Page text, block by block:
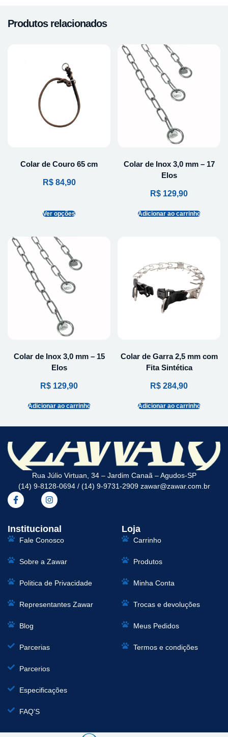
Produtos relacionados
Colar de Couro 65 cm
R$84,90
Ver opções
Colar de Inox 3,0 mm – 17
Elos
R$ 129,90
Adicionar ao carrinho
Colar de Inox 3,0 mm – 15
Elos
R$ 129,90
Adicionar ao carrinho
Colar de Garra 2,5 mm com
Fita Sintética
R$ 284,90
Adicionar ao carrinho
Rua Júlio Virtuan, 34 – Jardim Canaã – Agudos-SP
(14) 9-8128-0694 / (14) 9-9731-2909 zawar@zawar.com.br
Institucional
Fale Conosco
Sobre a Zawar
Politica de Privacidade
Representantes Zawar
Blog
Parcerias
Parcerios
Especificações
FAQ'S
Loja
Carrinho
Produtos
Minha Conta
Trocas e devoluções
Meus Pedidos
Termos e condições